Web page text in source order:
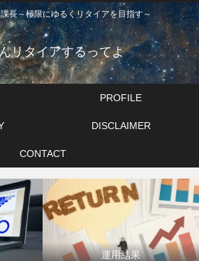
長～極限にゆるくリタイアを目指す～
リタイアするってよ
PROFILE
DISCLAIMER
CONTACT
運用結果